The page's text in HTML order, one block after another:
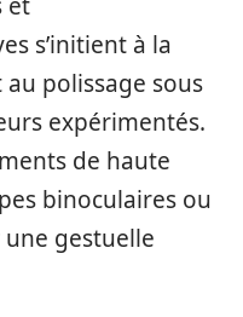
s’initient à la
polissage sous
expérimentés.
de haute
binoculaires ou
une gestuelle